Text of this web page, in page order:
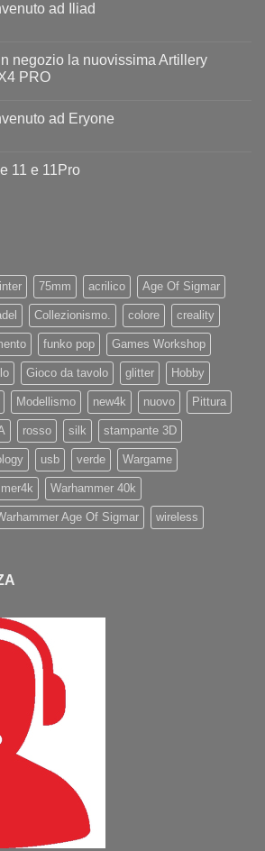
ad Iliad
negozio la nuovissima Artillery
PRO
ad Eryone
11 e 11Pro
75mm acrilico Age Of Sigmar
Collezionismo. colore creality
funko pop Games Workshop
Gioco da tavolo glitter Hobby
Modellismo new4k nuovo Pittura
rosso silk stampante 3D
usb verde Wargame
Warhammer 40k
Age Of Sigmar wireless